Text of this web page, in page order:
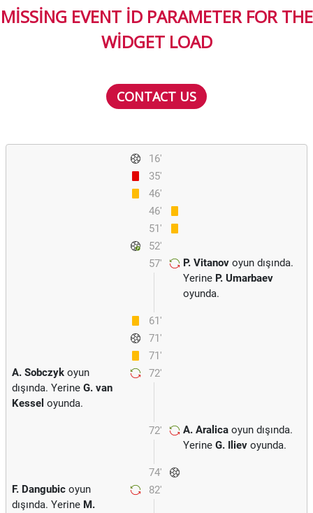
MISSING EVENT ID PARAMETER FOR THE
WIDGET LOAD
CONTACT US
16'
35'
46'
46'
51'
52'
57'
P. Vitanov oyun dışında.
Yerine P. Umarbaev
oyunda.
61'
71'
71'
72'
A. Sobczyk oyun
dışında. Yerine G. van
Kessel oyunda.
72' A. Aralica oyun dışında.
Yerine G. Iliev oyunda.
74'
82'
F. Dangubic oyun
dışında. Yerine M.